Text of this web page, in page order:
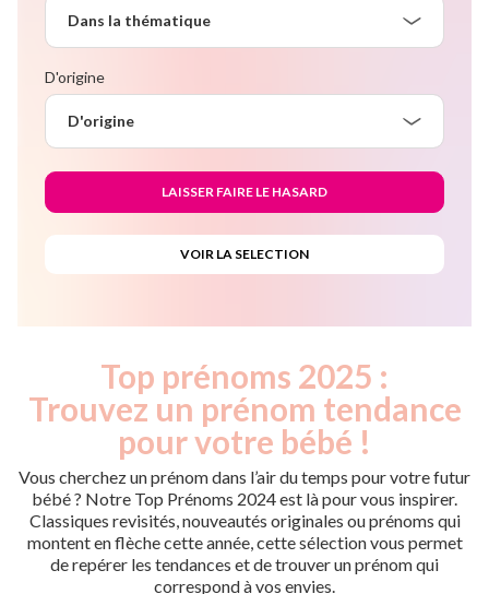
Dans la thématique
D'origine
D'origine
Top prénoms 2025 :
Trouvez un prénom tendance
pour votre bébé !
Vous cherchez un prénom dans l’air du temps pour votre futur
bébé ? Notre Top Prénoms 2024 est là pour vous inspirer.
Classiques revisités, nouveautés originales ou prénoms qui
montent en flèche cette année, cette sélection vous permet
de repérer les tendances et de trouver un prénom qui
correspond à vos envies.